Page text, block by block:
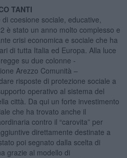
TANTI
coesione sociale, educative,
è stato un anno molto complesso e
crisi economica e sociale che ha
di tutta Italia ed Europa. Alla luce
su due colonne -
Arezzo Comunità –
risposte di protezione sociale a
operativo al sistema del
città. Da qui un forte investimento
che ha trovato anche il
contro il “carovita” per
direttamente destinate a
poi segnato dalla scelta di
grazie al modello di